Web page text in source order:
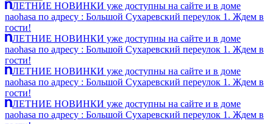
ЛЕТНИЕ НОВИНКИ уже доступны на сайте и в доме
naohasa по адресу : Большой Сухаревский переулок 1. Ждем в
гости!
ЛЕТНИЕ НОВИНКИ уже доступны на сайте и в доме
naohasa по адресу : Большой Сухаревский переулок 1. Ждем в
гости!
ЛЕТНИЕ НОВИНКИ уже доступны на сайте и в доме
naohasa по адресу : Большой Сухаревский переулок 1. Ждем в
гости!
ЛЕТНИЕ НОВИНКИ уже доступны на сайте и в доме
naohasa по адресу : Большой Сухаревский переулок 1. Ждем в